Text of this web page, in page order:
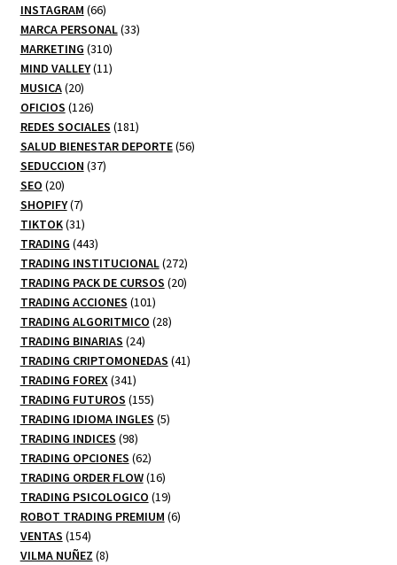
INSTAGRAM 6666
productos
MARCA PERSONAL 3333
MARKETING 310310
productos
MIND VALLEY 1111
MUSICA 2020
productos
OFICIOS 126126
productos
REDES SOCIALES 181181
productos
SALUD BIENESTAR DEPORTE 5656
SEDUCCION 3737
SEO 2020
productos
SHOPIFY 77
productos
TIKTOK 3131
productos
TRADING 443443
productos
TRADING INSTITUCIONAL 272272
productos
TRADING PACK DE CURSOS 2020
TRADING ACCIONES 101101
productos
TRADING ALGORITMICO 2828
TRADING BINARIAS 2424
productos
TRADING CRIPTOMONEDAS 4141
TRADING FOREX 341341
productos
TRADING FUTUROS 155155
productos
TRADING IDIOMA INGLES 55
TRADING INDICES 9898
productos
TRADING OPCIONES 6262
productos
TRADING ORDER FLOW 1616
productos
TRADING PSICOLOGICO 1919
productos
ROBOT TRADING PREMIUM 66
VENTAS 154154
productos
VILMA NUÑEZ 88